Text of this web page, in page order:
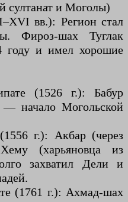
султанат и Моголы)
вв.): Регион стал
Фироз-шах Туглак
году и имел хорошие
(1526 г.): Бабур
начало Могольской
г.): Акбар (через
(харьяновца из
захватил Дели и
(1761 г.): Ахмад-шах